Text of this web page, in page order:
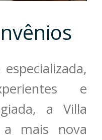
e
a Villa
mais nova